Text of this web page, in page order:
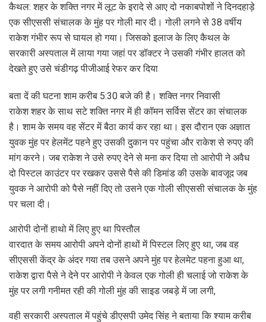
कैथल‍: शहर के शक्ति नगर में लूट के इरादे से आए दो नकाबपोशों ने दिनदहाड़े
एक सीएससी संचालक के मुंह पर गोली मार दी। गोली लगने से 38 वर्षीय
राकेश गंभीर रूप से घायल हो गया। जिसको इलाज के लिए कैथल के
सरकारी अस्पताल में लाया गया जहां पर डॉक्टर ने उसकी गंभीर हालत को
देखते हुए उसे चंडीगढ़ पीजीआई रेफर कर दिया
बता दें की घटना शाम करीब 5:30 बजे की है। शक्ति नगर निवासी
राकेश शहर के साथ सटे शक्ति नगर में ही कॉमन सर्विस सेंटर का संचालक
है। शाम के समय वह सेंटर में बैठा कार्य कर रहा था। इस दौरान एक अज्ञात
युवक मुंह पर हेलमेंट पहने हुए उसकी दुकान पर पहुंचा और राकेश से रुपए की
मांग करने। जब राकेश ने उसे रुपए देने से मना कर दिया तो आरोपी ने अवैध
दो पिस्टल काउंटर पर रखकर उससे पैसे की डिमांड की उसके बावजूद जब
युवक ने आरोपी को पैसे नहीं दिए तो उसने एक गोली सीएससी संचालक के मुंह
पर चला दी।
आरोपी दोनों हाथो में लिए हुए था पिस्तौल
वारदात के समय आरोपी अपने दोनों हाथों में पिस्टल लिए हुए था, जब वह
सीएससी केंद्र के अंदर गया तब उसने अपने मुंह पर हेलमेट पहना हुआ था,
राकेश द्वारा पैसे ने देने पर आरोपी ने केवल एक गोली ही चलाई जो राकेश के
मुंह पर लगी गनीमत रही की गोली मुंह की साइड जबड़े में जा लगी,
वही सरकारी अस्पताल में पहुंचे डीएसपी उमेद सिंह ने बताया कि श्याम करीब